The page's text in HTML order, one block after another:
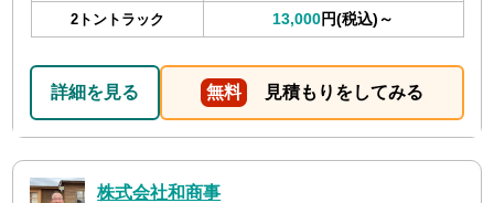
2トントラック 13,000円(税込)～
詳細を見る 無料 見積もりをしてみる
株式会社和商事